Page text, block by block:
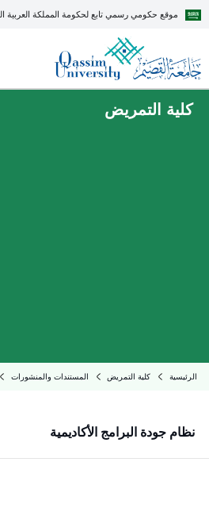
موقع حكومي رسمي تابع لحكومة المملكة العربية
كلية التمريض
الرئيسية كلية التمريض المستندات والمنشورات
نظام جودة البرامج الأكاديمية